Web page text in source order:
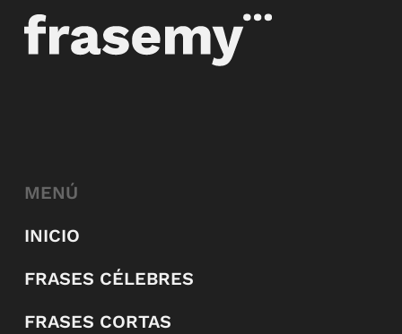
MENÚ
INICIO
FRASES CÉLEBRES
FRASES CORTAS